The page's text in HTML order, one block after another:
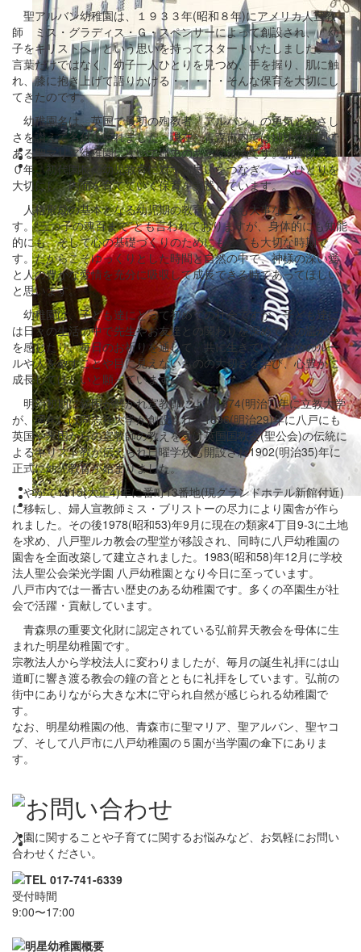
聖アルバン幼稚園は、１９３３年(昭和８年)にアメリカ人宣教
師 ミス・グラディス・Ｇ・スペンサーによって創設され、「幼
子をキリストへ」という思いを持ってスタートいたしました。
言葉だけではなく、幼子一人ひとりを見つめ、手を握り、肌に触
れ、膝に抱き上げて語りかける・・・・・そんな保育を大切にし
てきたのです。
幼稚園名は、英国で最初の殉教者「アルバン」の勇気とやさし
さを讃えて名付けられました。現在、青森市内では姉妹幼稚園で
ある聖マリア幼稚園に次いで歴史のある幼稚園です。開園以来８
０年、初代園長の幼児教育に対する思いをつなぎ、一人ひとりを
大切にし、内面を育てていく保育を実践しています。
人格形成の基本となる幼児期の教育はとても大事なことで
す。“三つ子の魂百まで”とも言われておりますが、身体的にも知能
的にも、そして心の基礎づくりのためにもとても大切な時期で
す。だからこそゆっくりとした時間と自然の中で、神様の深い愛
と人の豊かな愛情を充分に吸収して成長できる時であってほしい
と思います。
幼稚園は、子ども達にとって初めての社会ですが、子ども達に
は日々の生活の中で先生やお友達との関わりを深めて人の温かさ
を感じたり、毎日のお祈りを通して、共に生きていくためのルー
ルや人を赦すことや目に見えないものの大切さを学び、心豊かに
成長してほしいと願っています。
明治初期に鎖国が解かれ宣教師により1874(明治7)年に立教大学
が、同年には同志社大学が創設され、1896(明治29)年に八戸にも
英国や米国からの宣教師の教えを受け英国国教会(聖公会)の伝統に
よるキリスト教が伝えられ日曜学校も開設され1902(明治35)年に
正式に幼児教育が始まりました。
やがて1915(大正4)年に番町13番地(現グランドホテル新館付近)
に移転し、婦人宣教師ミス・ブリストーの尽力により園舎が作ら
れました。その後1978(昭和53)年9月に現在の類家4丁目9-3に土地
を求め、八戸聖ルカ教会の聖堂が移設され、同時に八戸幼稚園の
園舎を全面改築して建立されました。1983(昭和58)年12月に学校
法人聖公会栄光学園 八戸幼稚園となり今日に至っています。
八戸市内では一番古い歴史のある幼稚園です。多くの卒園生が社
会で活躍・貢献しています。
青森県の重要文化財に認定されている弘前昇天教会を母体に生
まれた明星幼稚園です。
宗教法人から学校法人に変わりましたが、毎月の誕生礼拝には山
道町に響き渡る教会の鐘の音とともに礼拝をしています。弘前の
街中にありながら大きな木に守られ自然が感じられる幼稚園で
す。
なお、明星幼稚園の他、青森市に聖マリア、聖アルバン、聖ヤコ
ブ、そして八戸市に八戸幼稚園の５園が当学園の傘下にありま
す。
入園に関することや子育てに関するお悩みなど、お気軽にお問い
合わせください。
受付時間
9:00〜17:00